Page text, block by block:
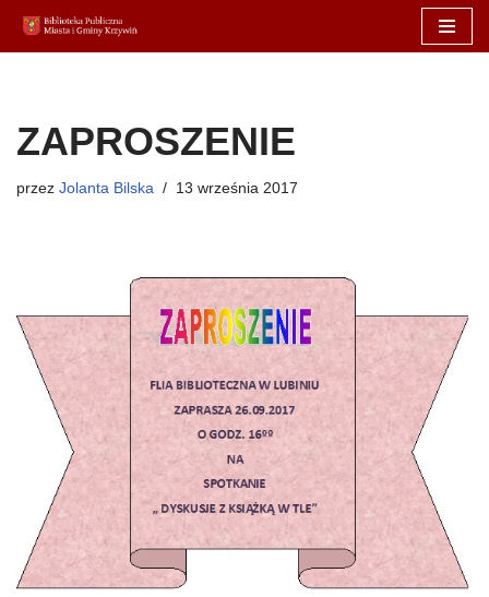
Przejdź
ZAPROSZENIE
przez Jolanta Bilska 13 września 2017